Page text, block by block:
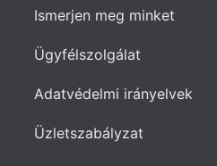
Ismerjen meg minket
Ügyfélszolgálat
Adatvédelmi irányelvek
Üzletszabályzat